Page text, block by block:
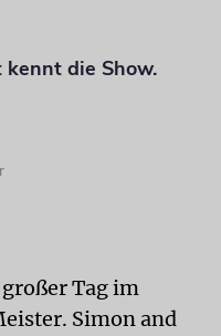
die Show.
Tag im
Simon and